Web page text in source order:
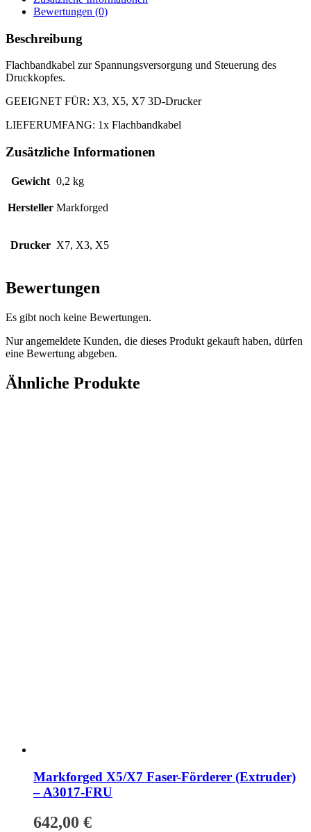
Bewertungen (0)
Beschreibung
Flachbandkabel zur Spannungsversorgung und Steuerung des
Druckkopfes.
GEEIGNET FÜR: X3, X5, X7 3D-Drucker
LIEFERUMFANG: 1x Flachbandkabel
Zusätzliche Informationen
Gewicht 0,2 kg
Hersteller Markforged
Drucker X7, X3, X5
Bewertungen
Es gibt noch keine Bewertungen.
Nur angemeldete Kunden, die dieses Produkt gekauft haben, dürfen
eine Bewertung abgeben.
Ähnliche Produkte
Markforged X5/X7 Faser-Förderer (Extruder)
– A3017-FRU
642,00 €